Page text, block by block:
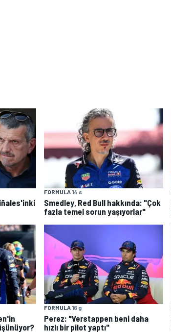
FORMULA 14 s
Smedley, Red Bull hakkında: "Çok
fazla temel sorun yaşıyorlar"
FORMULA 16 g
Perez: "Verstappen beni daha
hızlı bir pilot yaptı"